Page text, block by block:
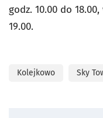
godz. 10.00 do
19.00.
Kolejkowo Sky